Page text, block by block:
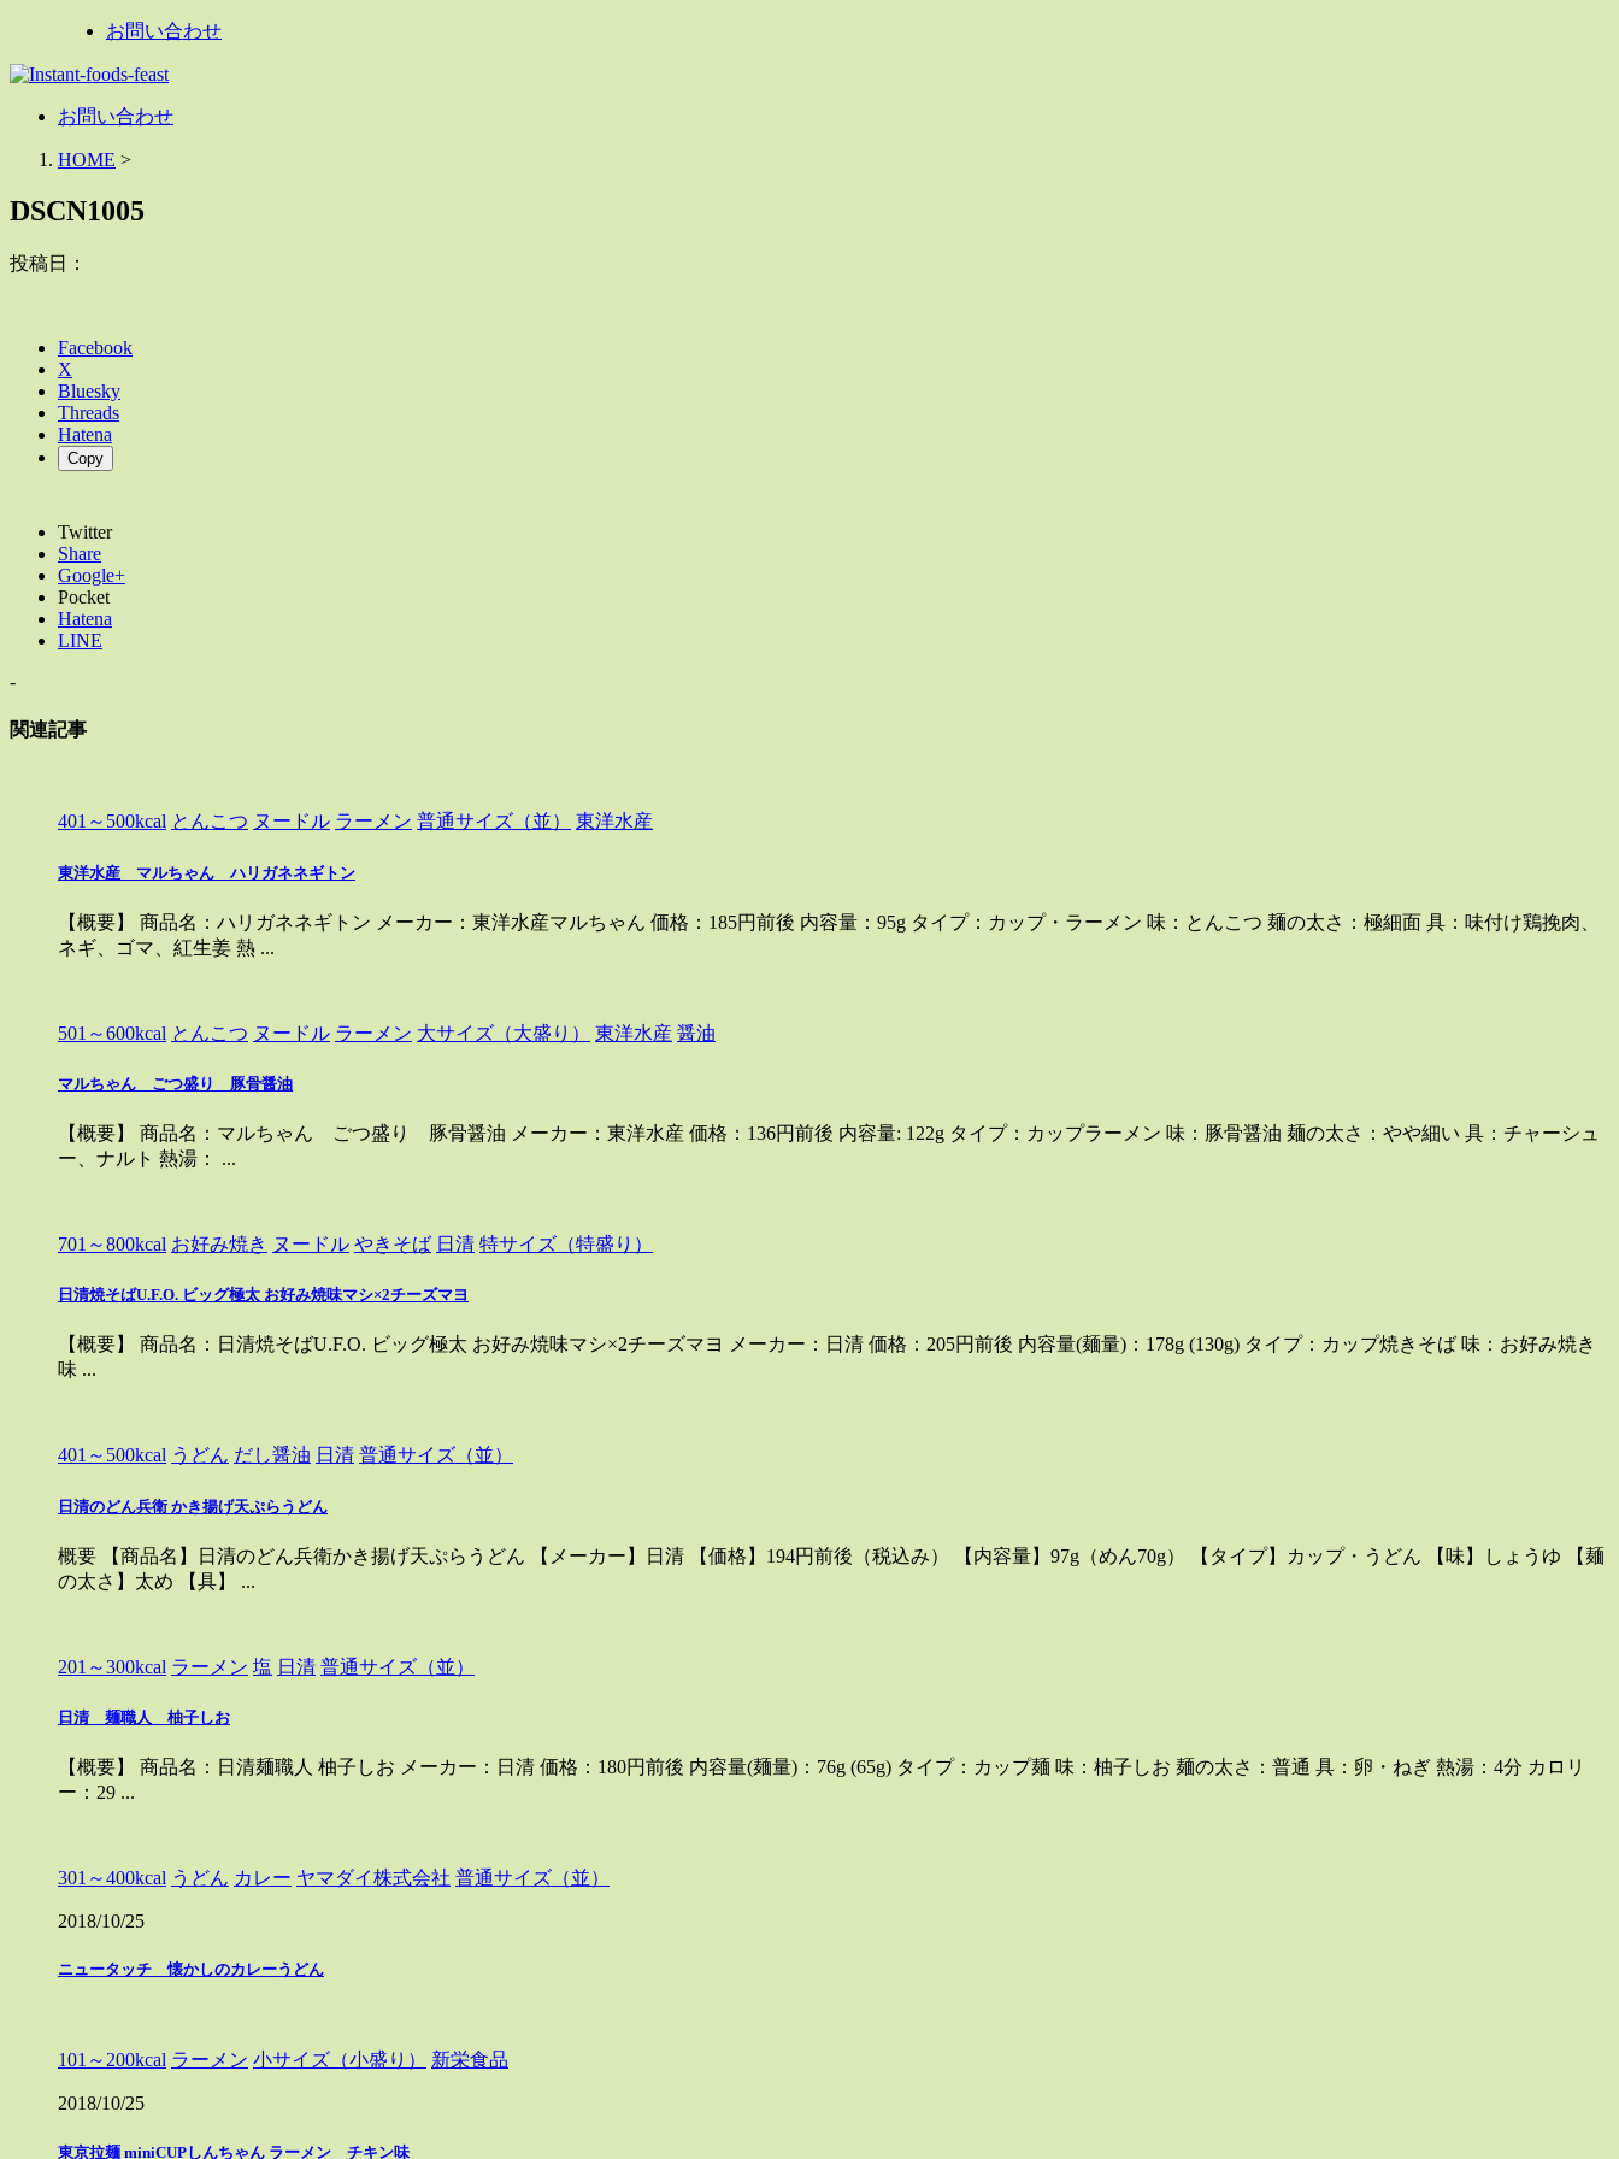
お問い合わせ
お問い合わせ
HOME >
DSCN1005
投稿日：
Facebook
X
Bluesky
Threads
Hatena
Copy
Twitter
Share
Google+
Pocket
Hatena
LINE
-
関連記事
401～500kcal とんこつ ヌードル ラーメン 普通サイズ（並） 東洋水産
東洋水産 マルちゃん ハリガネネギトン
【概要】 商品名：ハリガネネギトン メーカー：東洋水産マルちゃん 価格：185円前後 内容量：95g タイプ：カップ・ラーメン 味：とんこつ 麺の太さ：極細面 具：味付け鶏挽肉、
ネギ、ゴマ、紅生姜 熱 ...
501～600kcal とんこつ ヌードル ラーメン 大サイズ（大盛り） 東洋水産 醤油
マルちゃん ごつ盛り 豚骨醤油
【概要】 商品名：マルちゃん ごつ盛り 豚骨醤油 メーカー：東洋水産 価格：136円前後 内容量: 122g タイプ：カップラーメン 味：豚骨醤油 麺の太さ：やや細い 具：チャーシュ
ー、ナルト 熱湯： ...
701～800kcal お好み焼き ヌードル やきそば 日清 特サイズ（特盛り）
日清焼そばU.F.O. ビッグ極太 お好み焼味マシ×2チーズマヨ
【概要】 商品名：日清焼そばU.F.O. ビッグ極太 お好み焼味マシ×2チーズマヨ メーカー：日清 価格：205円前後 内容量(麺量)：178g (130g) タイプ：カップ焼きそば 味：お好み焼き
味 ...
401～500kcal うどん だし醤油 日清 普通サイズ（並）
日清のどん兵衛 かき揚げ天ぷらうどん
概要 【商品名】日清のどん兵衛かき揚げ天ぷらうどん 【メーカー】日清 【価格】194円前後（税込み） 【内容量】97g（めん70g） 【タイプ】カップ・うどん 【味】しょうゆ 【麺
の太さ】太め 【具】 ...
201～300kcal ラーメン 塩 日清 普通サイズ（並）
日清 麺職人 柚子しお
【概要】 商品名：日清麺職人 柚子しお メーカー：日清 価格：180円前後 内容量(麺量)：76g (65g) タイプ：カップ麺 味：柚子しお 麺の太さ：普通 具：卵・ねぎ 熱湯：4分 カロリ
ー：29 ...
301～400kcal うどん カレー ヤマダイ株式会社 普通サイズ（並）
2018/10/25
ニュータッチ 懐かしのカレーうどん
101～200kcal ラーメン 小サイズ（小盛り） 新栄食品
2018/10/25
東京拉麺 miniCUPしんちゃん ラーメン チキン味